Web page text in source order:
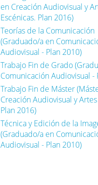
en Creación Audiovisual y
Escénicas. Plan 2016)
Teorías de la Comunicación
(Graduado/a en
Audiovisual - Plan 2010)
Trabajo Fin de Grado
Comunicación Audiovisual -
Trabajo Fin de Máster
Creación Audiovisual y
Plan 2016)
Técnica y Edición de la
(Graduado/a en
Audiovisual - Plan 2010)